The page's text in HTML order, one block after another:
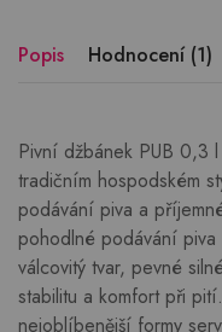
Popis Hodnocení (1)
Pivní džbánek PUB 0,3
tradičním hospodském
podávání piva a
pohodlné podávání
válcovitý tvar, pevné
stabilitu a komfort při
nejoblíbenější formy